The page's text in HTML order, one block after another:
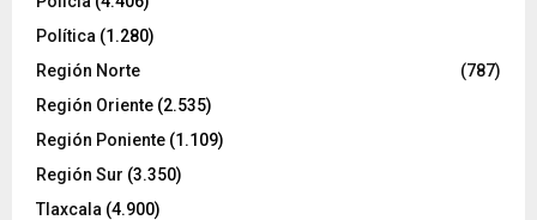
Política (1.280)
Región Norte
(787)
Región Oriente (2.535)
Región Poniente (1.109)
Región Sur (3.350)
Tlaxcala (4.900)